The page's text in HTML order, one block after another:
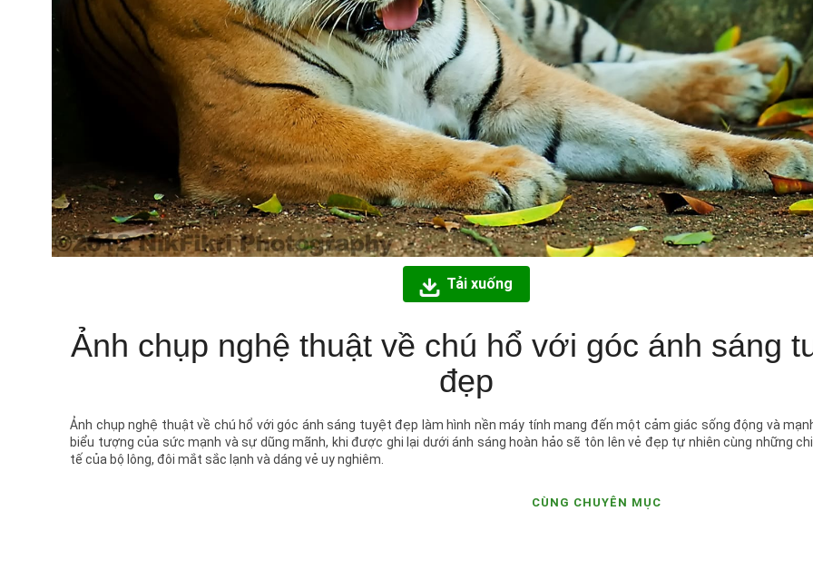
Tải xuống
Ảnh chụp nghệ thuật về chú hổ với góc ánh sáng
đẹp
Ảnh chụp nghệ thuật về chú hổ với góc ánh sáng tuyệt đẹp làm hình nền máy tính mang đến một cảm giác sống động và
biểu tượng của sức mạnh và sự dũng mãnh, khi được ghi lại dưới ánh sáng hoàn hảo sẽ tôn lên vẻ đẹp tự nhiên cùng những
tế của bộ lông, đôi mắt sắc lạnh và dáng vẻ uy nghiêm.
CÙNG CHUYÊN MỤC